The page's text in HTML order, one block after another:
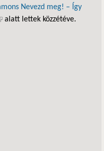
Nevezd meg! – Így
hivatkozás)
alatt lettek közzétéve.